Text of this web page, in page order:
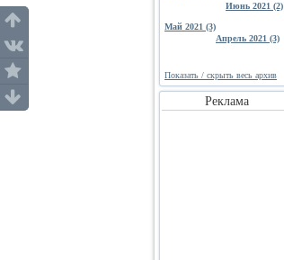
Июнь 2021 (2)
Май 2021 (3)
Апрель 2021 (3)
Показать / скрыть весь архив
Реклама